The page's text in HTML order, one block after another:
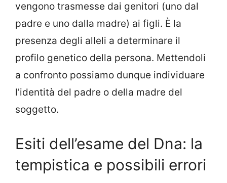
vengono trasmesse dai genitori (uno dal
padre e uno dalla madre) ai figli. È la
presenza degli alleli a determinare il
profilo genetico della persona. Mettendoli
a confronto possiamo dunque individuare
l’identità del padre o della madre del
soggetto.
Esiti dell’esame del Dna: la
tempistica e possibili errori